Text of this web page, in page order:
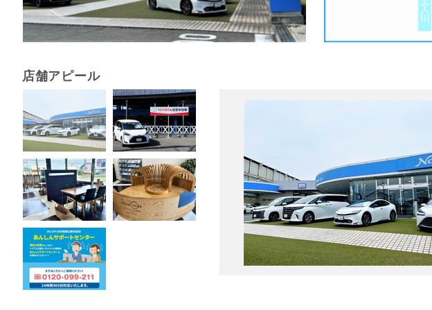
店舗アピール